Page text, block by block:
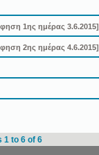
1ης ημέρας 3.6.2015]
2ης ημέρας 4.6.2015]
1 to 6 of 6